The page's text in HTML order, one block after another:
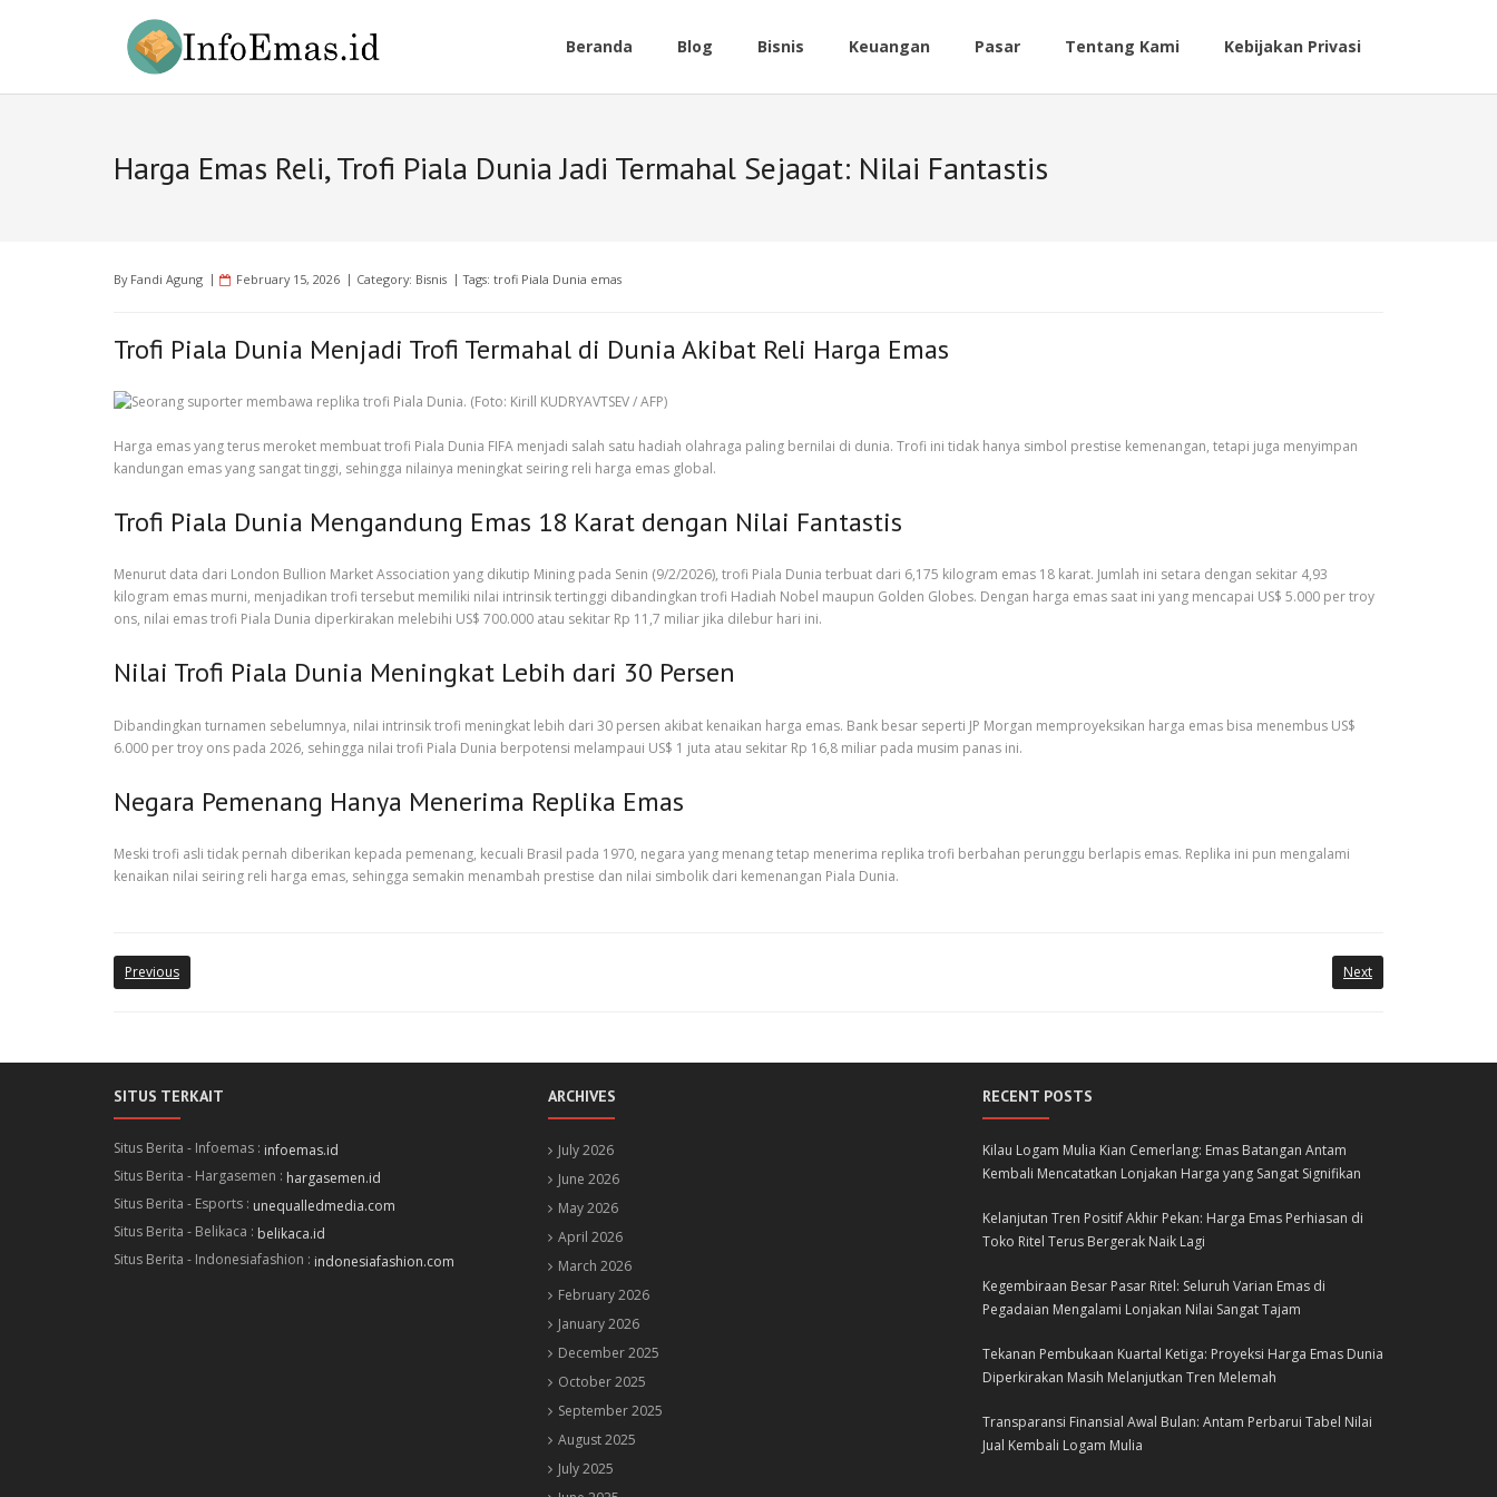
Beranda Blog Bisnis Keuangan Pasar Tentang Kami Kebijakan Privasi
Harga Emas Reli, Trofi Piala Dunia Jadi Termahal Sejagat: Nilai Fantastis
By Fandi Agung February 15, 2026 Category: Bisnis Tags: trofi Piala Dunia emas
Trofi Piala Dunia Menjadi Trofi Termahal di Dunia Akibat Reli Harga Emas
Harga emas yang terus meroket membuat trofi Piala Dunia FIFA menjadi salah satu hadiah olahraga paling bernilai di dunia. Trofi ini tidak hanya simbol prestise kemenangan, tetapi juga menyimpan
kandungan emas yang sangat tinggi, sehingga nilainya meningkat seiring reli harga emas global.
Trofi Piala Dunia Mengandung Emas 18 Karat dengan Nilai Fantastis
Menurut data dari London Bullion Market Association yang dikutip Mining pada Senin (9/2/2026), trofi Piala Dunia terbuat dari 6,175 kilogram emas 18 karat. Jumlah ini setara dengan sekitar 4,93
kilogram emas murni, menjadikan trofi tersebut memiliki nilai intrinsik tertinggi dibandingkan trofi Hadiah Nobel maupun Golden Globes. Dengan harga emas saat ini yang mencapai US$ 5.000 per troy
ons, nilai emas trofi Piala Dunia diperkirakan melebihi US$ 700.000 atau sekitar Rp 11,7 miliar jika dilebur hari ini.
Nilai Trofi Piala Dunia Meningkat Lebih dari 30 Persen
Dibandingkan turnamen sebelumnya, nilai intrinsik trofi meningkat lebih dari 30 persen akibat kenaikan harga emas. Bank besar seperti JP Morgan memproyeksikan harga emas bisa menembus US$
6.000 per troy ons pada 2026, sehingga nilai trofi Piala Dunia berpotensi melampaui US$ 1 juta atau sekitar Rp 16,8 miliar pada musim panas ini.
Negara Pemenang Hanya Menerima Replika Emas
Meski trofi asli tidak pernah diberikan kepada pemenang, kecuali Brasil pada 1970, negara yang menang tetap menerima replika trofi berbahan perunggu berlapis emas. Replika ini pun mengalami
kenaikan nilai seiring reli harga emas, sehingga semakin menambah prestise dan nilai simbolik dari kemenangan Piala Dunia.
Previous Next
SITUS TERKAIT
Situs Berita - Infoemas : infoemas.id
Situs Berita - Hargasemen : hargasemen.id
Situs Berita - Esports : unequalledmedia.com
Situs Berita - Belikaca : belikaca.id
Situs Berita - Indonesiafashion : indonesiafashion.com
ARCHIVES
July 2026
June 2026
May 2026
April 2026
March 2026
February 2026
January 2026
December 2025
October 2025
September 2025
August 2025
July 2025
RECENT POSTS
Kilau Logam Mulia Kian Cemerlang: Emas Batangan Antam
Kembali Mencatatkan Lonjakan Harga yang Sangat Signifikan
Kelanjutan Tren Positif Akhir Pekan: Harga Emas Perhiasan di
Toko Ritel Terus Bergerak Naik Lagi
Kegembiraan Besar Pasar Ritel: Seluruh Varian Emas di
Pegadaian Mengalami Lonjakan Nilai Sangat Tajam
Tekanan Pembukaan Kuartal Ketiga: Proyeksi Harga Emas Dunia
Diperkirakan Masih Melanjutkan Tren Melemah
Transparansi Finansial Awal Bulan: Antam Perbarui Tabel Nilai
Jual Kembali Logam Mulia